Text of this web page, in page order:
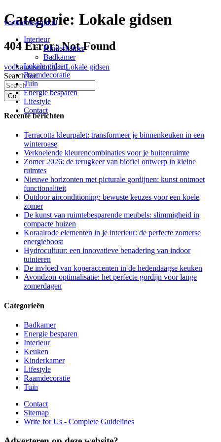
vodkamuseum.nl
Interieur
Kinderkamer
Badkamer
Lokale gidsen
Raamdecoratie
Tuin
Energie besparen
Lifestyle
Contact
Categorie: Lokale gidsen
404 Error: Not Found
vodkamuseum.nl>Lokale gidsen
Search for:
Recente berichten
Terracotta kleurpalet: transformeer je binnenkeuken in een
winteroase
Verkoelende kleurencombinaties voor je buitenruimte
Zomer 2026: de terugkeer van biofiel ontwerp in kleine
ruimtes
Nieuwe horizonten met picturale gordijnen: kunst ontmoet
functionaliteit
Outdoor airconditioning: bewuste keuzes voor een koele
zomer
De kunst van ruimtebesparende meubels: slimmigheid in
compacte huizen
Koraalrode elementen in je interieur: de perfecte zomerse
energieboost
Hydrocultuur: een innovatieve benadering van indoor
tuinieren
De invloed van koperaccenten in de hedendaagse keuken
Avondzon-optimalisatie: het perfecte gordijn voor lange
zomerdagen
Categorieën
Badkamer
Energie besparen
Interieur
Keuken
Kinderkamer
Lifestyle
Raamdecoratie
Tuin
Contact
Sitemap
Write for Us - Complete Guidelines